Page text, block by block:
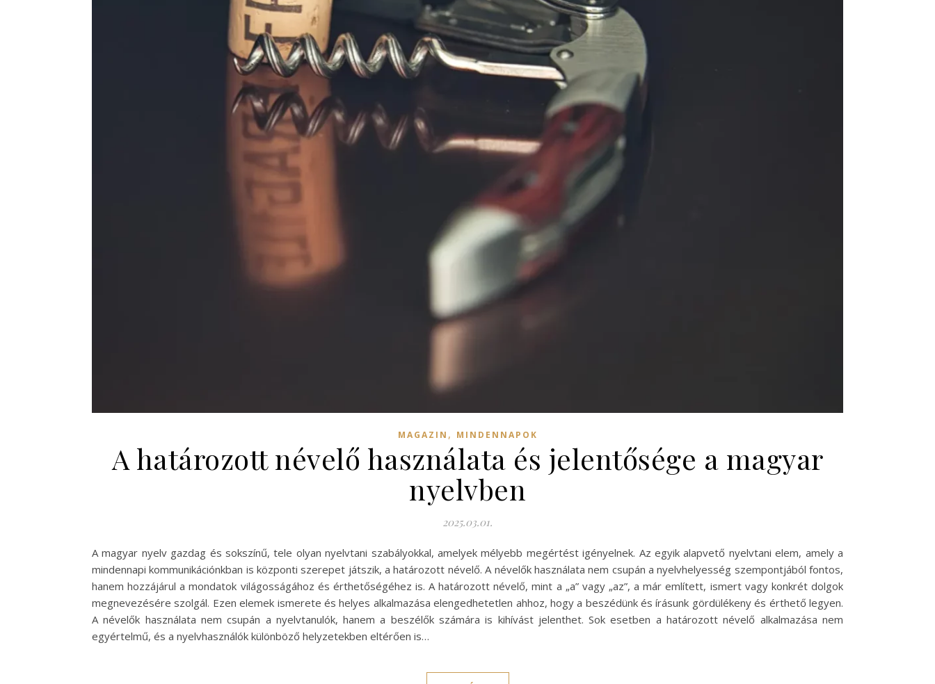
MAGAZIN , MINDENNAPOK
A határozott névelő használata és jelentősége a magyar
nyelvben
2025.03.01.
A magyar nyelv gazdag és sokszínű, tele olyan nyelvtani szabályokkal, amelyek mélyebb megértést igényelnek. Az egyik alapvető nyelvtani elem, amely a
mindennapi kommunikációnkban is központi szerepet játszik, a határozott névelő. A névelők használata nem csupán a nyelvhelyesség szempontjából fontos,
hanem hozzájárul a mondatok világosságához és érthetőségéhez is. A határozott névelő, mint a „a” vagy „az”, a már említett, ismert vagy konkrét dolgok
megnevezésére szolgál. Ezen elemek ismerete és helyes alkalmazása elengedhetetlen ahhoz, hogy a beszédünk és írásunk gördülékeny és érthető legyen.
A névelők használata nem csupán a nyelvtanulók, hanem a beszélők számára is kihívást jelenthet. Sok esetben a határozott névelő alkalmazása nem
egyértelmű, és a nyelvhasználók különböző helyzetekben eltérően is…